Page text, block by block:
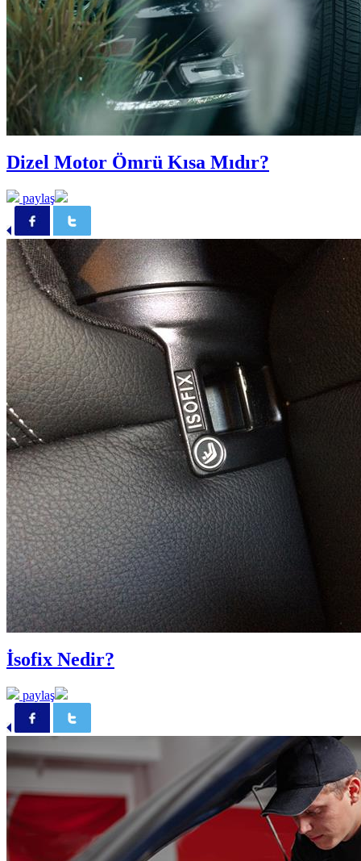
Dizel Motor Ömrü Kısa Mıdır?
paylaş
İsofix Nedir?
paylaş